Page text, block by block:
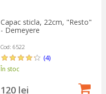
Capac sticla, 22cm, "Resto"
- Demeyere
Cod: 6522
(4)
În stoc
120 lei